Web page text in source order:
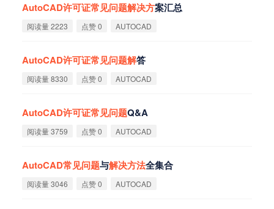
AutoCAD许可证常见问题解决方案汇总
阅读量 2223 点赞 0 AUTOCAD
AutoCAD许可证常见问题解答
阅读量 8330 点赞 0 AUTOCAD
AutoCAD许可证常见问题Q&A
阅读量 3759 点赞 0 AUTOCAD
AutoCAD常见问题与解决方法全集合
阅读量 3046 点赞 0 AUTOCAD